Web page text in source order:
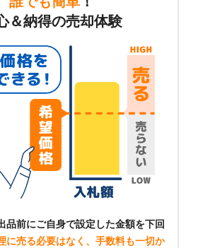
＆納得の売却体験
品前にご自身で設定した金額を下回
に売る必要はなく、手数料も一切か